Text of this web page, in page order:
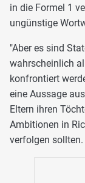
in die Formel 1
ungünstige
"Aber es sind
wahrscheinlich
konfrontiert
eine Aussage
Eltern ihren
Ambitionen in
verfolgen sollten.